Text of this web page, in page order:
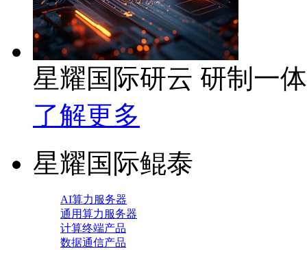
星耀国际研云 研制一
了解更多
星耀国际鲲泰
AI算力服务器
通用算力服务器
计算终端产品
数据通信产品